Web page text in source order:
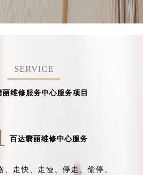
SERVICE
丽维修服务中心服务项目
百达翡丽维修中心服务
走快、 走慢、停走、偷停、